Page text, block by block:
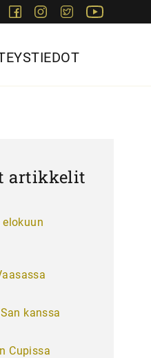
FacebookInstagram
Twitter
artikkelit
kanssa
Cupissa